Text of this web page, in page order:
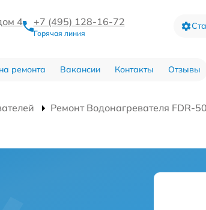
4 +7 (495) 128-16-72
Горячая линия
ремонта Вакансии Контакты Отзывы
Ремонт Водонагревателя FDR-